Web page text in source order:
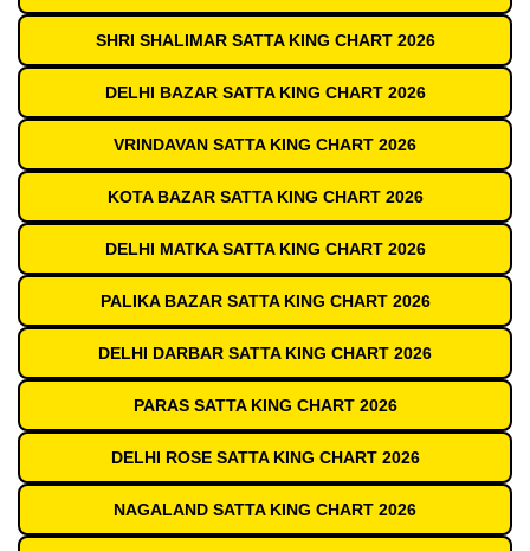
SHRI SHALIMAR SATTA KING CHART 2026
DELHI BAZAR SATTA KING CHART 2026
VRINDAVAN SATTA KING CHART 2026
KOTA BAZAR SATTA KING CHART 2026
DELHI MATKA SATTA KING CHART 2026
PALIKA BAZAR SATTA KING CHART 2026
DELHI DARBAR SATTA KING CHART 2026
PARAS SATTA KING CHART 2026
DELHI ROSE SATTA KING CHART 2026
NAGALAND SATTA KING CHART 2026